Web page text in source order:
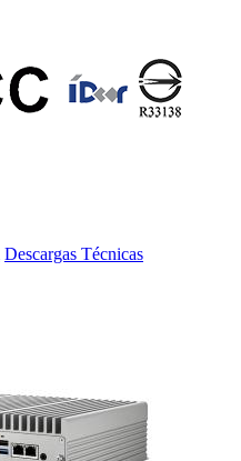
Descargas Técnicas